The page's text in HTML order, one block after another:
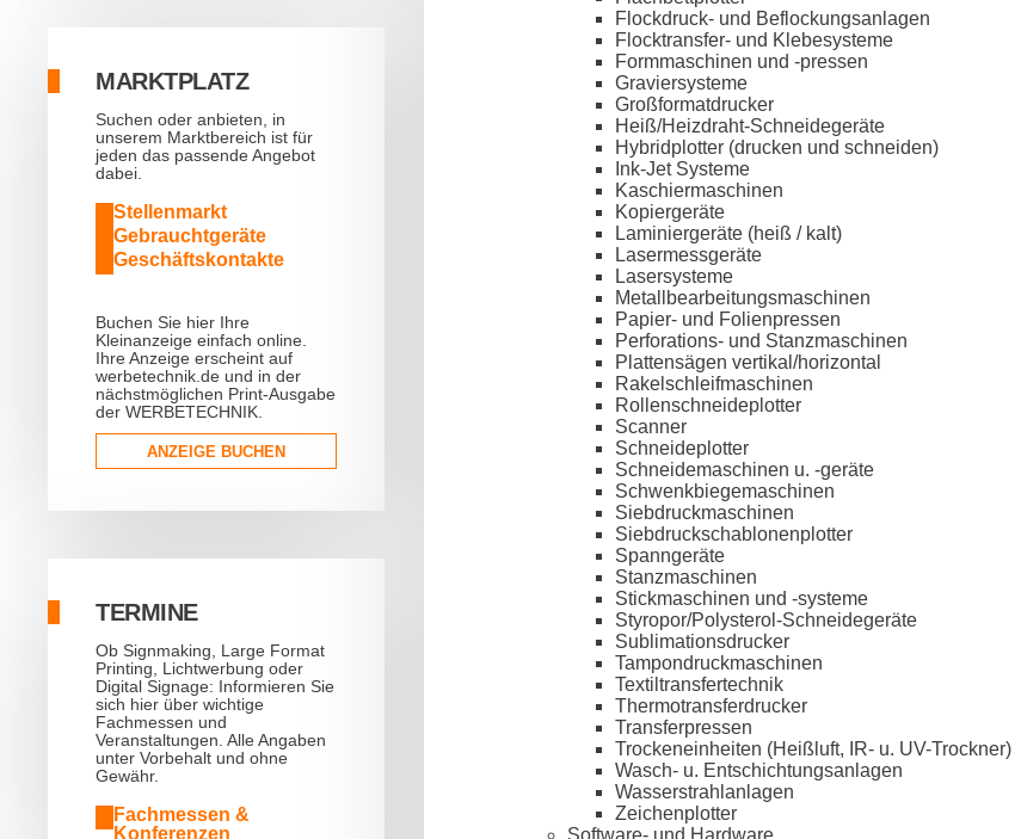
MARKTPLATZ
Suchen oder anbieten, in
unserem Marktbereich ist für
jeden das passende Angebot
dabei.
Stellenmarkt
Gebrauchtgeräte
Geschäftskontakte
Buchen Sie hier Ihre
Kleinanzeige einfach online.
Ihre Anzeige erscheint auf
werbetechnik.de und in der
nächstmöglichen Print-Ausgabe
der WERBETECHNIK.
ANZEIGE BUCHEN
TERMINE
Ob Signmaking, Large Format
Printing, Lichtwerbung oder
Digital Signage: Informieren Sie
sich hier über wichtige
Fachmessen und
Veranstaltungen. Alle Angaben
unter Vorbehalt und ohne
Gewähr.
Fachmessen &
Konferenzen
Flockdruck- und Beflockungsanlagen
Flocktransfer- und Klebesysteme
Formmaschinen und -pressen
Graviersysteme
Großformatdrucker
Heiß/Heizdraht-Schneidegeräte
Hybridplotter (drucken und schneiden)
Ink-Jet Systeme
Kaschiermaschinen
Kopiergeräte
Laminiergeräte (heiß / kalt)
Lasermessgeräte
Lasersysteme
Metallbearbeitungsmaschinen
Papier- und Folienpressen
Perforations- und Stanzmaschinen
Plattensägen vertikal/horizontal
Rakelschleifmaschinen
Rollenschneideplotter
Scanner
Schneideplotter
Schneidemaschinen u. -geräte
Schwenkbiegemaschinen
Siebdruckmaschinen
Siebdruckschablonenplotter
Spanngeräte
Stanzmaschinen
Stickmaschinen und -systeme
Styropor/Polysterol-Schneidegeräte
Sublimationsdrucker
Tampondruckmaschinen
Textiltransfertechnik
Thermotransferdrucker
Transferpressen
Trockeneinheiten (Heißluft, IR- u. UV-Trockner)
Wasch- u. Entschichtungsanlagen
Wasserstrahlanlagen
Zeichenplotter
Software- und Hardware